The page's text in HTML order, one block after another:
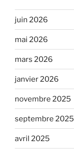
juin 2026
mai 2026
mars 2026
janvier 2026
novembre 2025
septembre 2025
avril 2025